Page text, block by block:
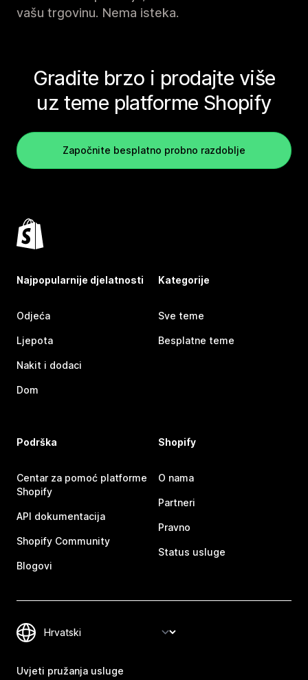
vašu trgovinu. Nema isteka.
Gradite brzo i prodajte više
uz teme platforme Shopify
Započnite besplatno probno razdoblje
Najpopularnije djelatnosti
Odjeća
Ljepota
Nakit i dodaci
Dom
Kategorije
Sve teme
Besplatne teme
Podrška
Centar za pomoć platforme
Shopify
API dokumentacija
Shopify Community
Blogovi
Shopify
O nama
Partneri
Pravno
Status usluge
Uvjeti pružanja usluge